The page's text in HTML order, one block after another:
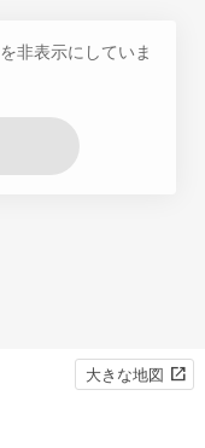
非表示にしていま
大きな地図